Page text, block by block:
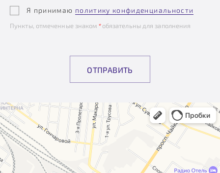
Я принимаю политику конфиденциальности
Пункты, отмеченные знаком *обязательны для заполнения
ОТПРАВИТЬ